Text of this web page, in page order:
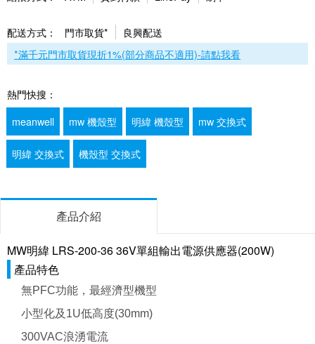
配送方式： 門市取貨*
良興配送
*滿千元門市取貨現折1%(部分商品不適用)-請點我看
熱門快搜：
meanwell
mw 機殼型 明緯 機殼型 mw 交換式
明緯 交換式 機殼型 交換式
產品介紹
MW明緯 LRS-200-36 36V單組輸出電源供應器(200W)
產品特色
無PFC功能，最經濟型機型
小型化及1U低高度(30mm)
300VAC浪湧電流